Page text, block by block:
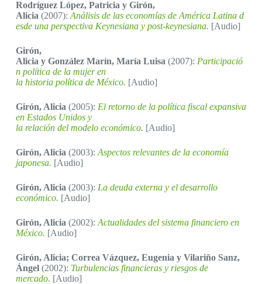
Rodríguez López, Patricia y Girón,
Alicia (2007): Análisis de las economías de América Latina d
esde una perspectiva Keynesiana y post-keynesiana. [Audio]
Girón,
Alicia y González Marín, María Luisa (2007): Participació
n política de la mujer en
la historia política de México. [Audio]
Girón, Alicia (2005): El retorno de la política fiscal expansiva
en Estados Unidos y
la relación del modelo económico. [Audio]
Girón, Alicia (2003): Aspectos relevantes de la economía
japonesa. [Audio]
Girón, Alicia (2003): La deuda externa y el desarrollo
económico. [Audio]
Girón, Alicia (2002): Actualidades del sistema financiero en
México. [Audio]
Girón, Alicia; Correa Vázquez, Eugenia y Vilariño Sanz,
Ángel (2002): Turbulencias financieras y riesgos de
mercado. [Audio]